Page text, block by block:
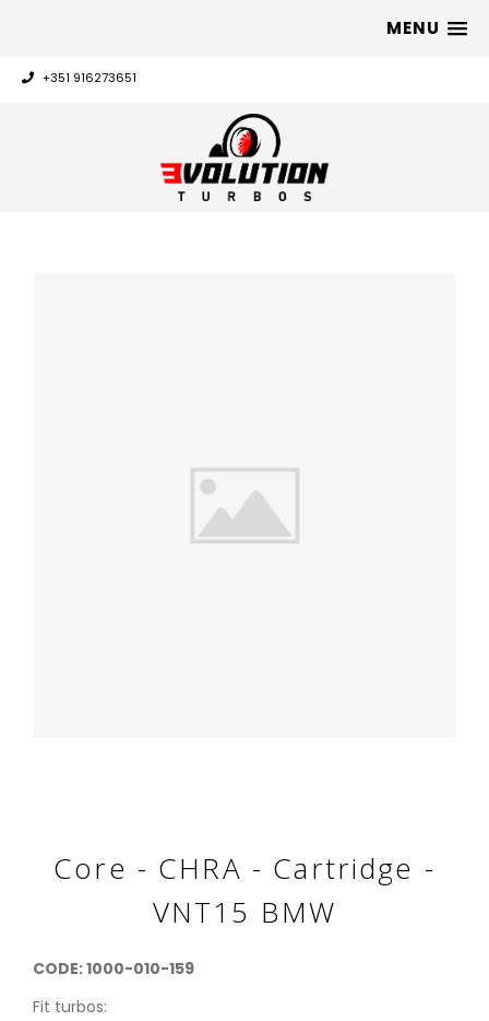
MENU
+351 916273651
Core - CHRA - Cartridge -
VNT15 BMW
CODE: 1000-010-159
Fit turbos: